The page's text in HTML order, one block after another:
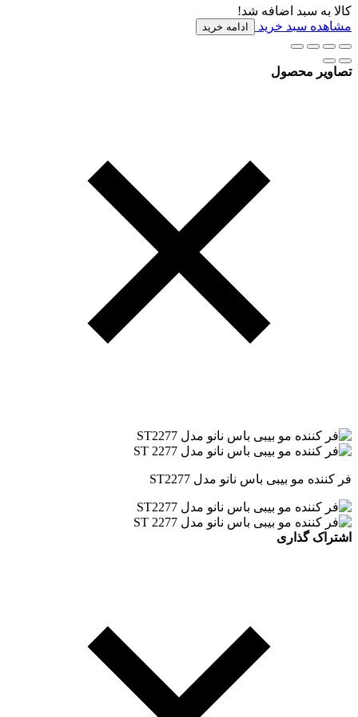
کالا به سبد اضافه شد!
مشاهده سبد خرید
ادامه خرید
تصاویر محصول
فر کننده مو بیبی باس نانو مدل ST2277
اشتراک گذاری